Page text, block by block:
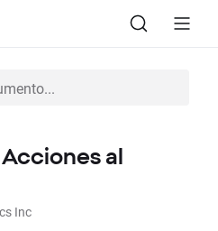
Acciones al
Inc